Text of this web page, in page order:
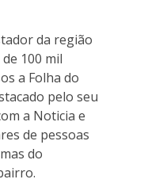
da região
100 mil
a Folha do
pelo seu
a Noticia e
de pessoas
do